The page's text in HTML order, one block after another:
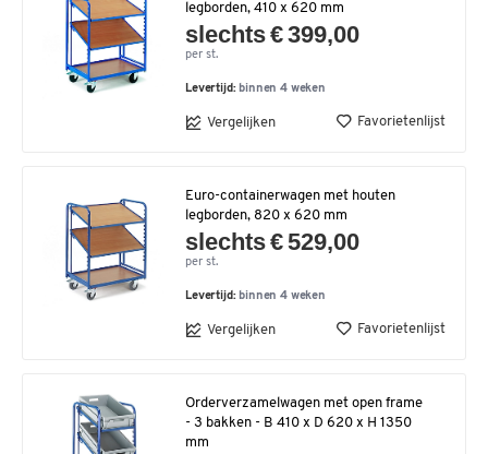
legborden, 410 x 620 mm
slechts € 399,00
per st.
Levertijd: binnen 4 weken
Vergelijken Favorietenlijst
Euro-containerwagen met houten
legborden, 820 x 620 mm
slechts € 529,00
per st.
Levertijd: binnen 4 weken
Vergelijken Favorietenlijst
Orderverzamelwagen met open frame
- 3 bakken - B 410 x D 620 x H 1350
mm